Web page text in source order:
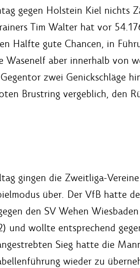
gegen Holstein Kiel nichts
Tim Walter hat vor
Hälfte gute Chancen, in
Wasenelf aber innerhalb von
zwei Genickschläge
Brustring vergeblich, den
gingen die Zweitliga-
über. Der VfB hatte
den SV Wehen
und wollte entsprechend
Sieg hatte die
wieder zu